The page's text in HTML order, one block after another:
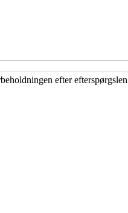
efter efterspørgslen